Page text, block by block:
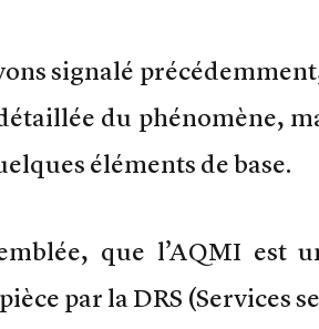
signalé
du phénomène,
éléments de base.
que l’AQMI est
par la DRS (Services